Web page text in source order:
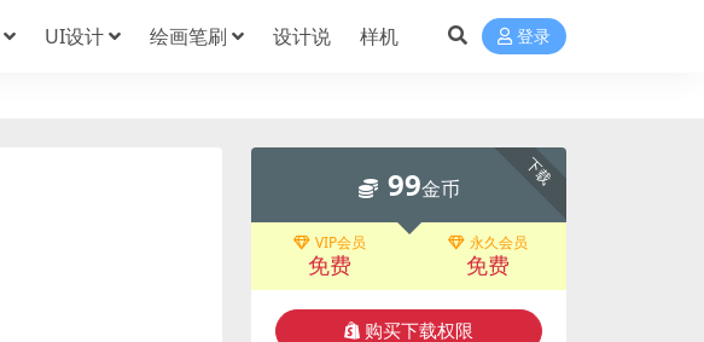
UI设计 绘画笔刷 设计说 样机 登录
下载
99金币
VIP会员
免费
永久会员
免费
购买下载权限